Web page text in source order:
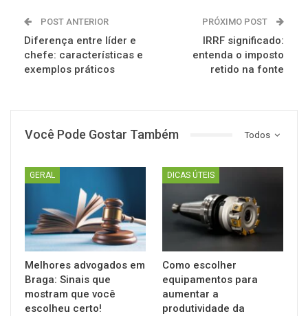
POST ANTERIOR
Diferença entre líder e
chefe: características e
exemplos práticos
PRÓXIMO POST
IRRF significado:
entenda o imposto
retido na fonte
Todos
Você Pode Gostar Também
GERAL
Melhores advogados em
Braga: Sinais que
mostram que você
escolheu certo!
DICAS ÚTEIS
Como escolher
equipamentos para
aumentar a
produtividade da